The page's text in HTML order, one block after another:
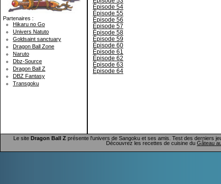
Partenaires :
Hikaru no Go
Univers Natuto
Goldsaint sanctuary
Dragon Ball Zone
Naruto
Dbz-Source
Dragon Ball Z
DBZ Fantasy
Transgoku
Épisode 54
Épisode 55
Épisode 56
Épisode 57
Épisode 58
Épisode 59
Épisode 60
Épisode 61
Épisode 62
Épisode 63
Épisode 64
Le site Dragon Ball Zprésente l'univers de Sangoku et ses amis. Test des derniers
Découvrez les recettes de cuisine du Gâteau